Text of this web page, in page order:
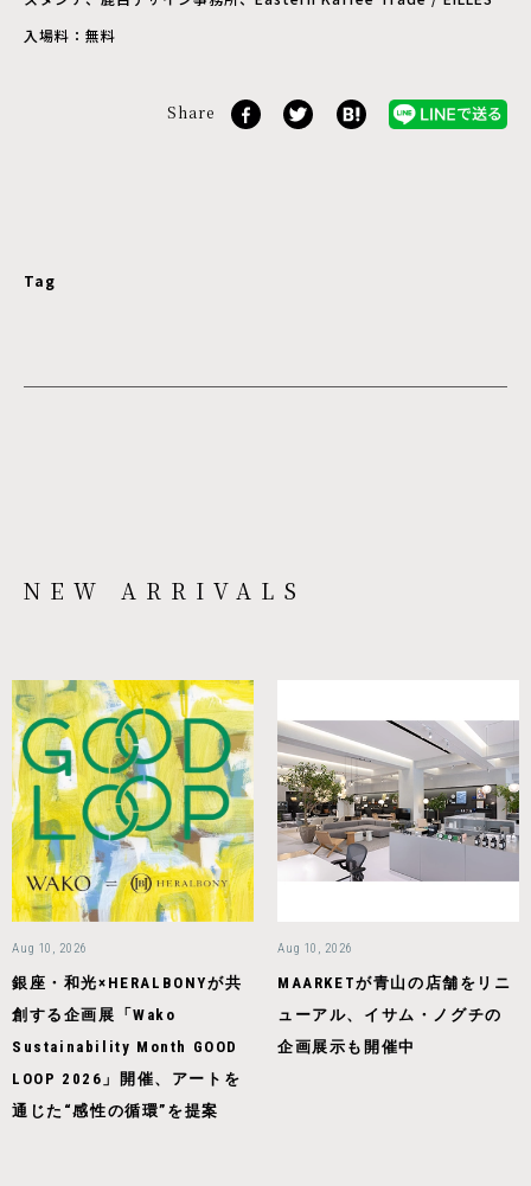
入場料：無料
Share
Tag
NEW ARRIVALS
Aug 10, 2026
銀座・和光×HERALBONYが共
創する企画展「Wako
Sustainability Month GOOD
LOOP 2026」開催、アートを
通じた“感性の循環”を提案
Aug 10, 2026
MAARKETが青山の店舗をリニ
ューアル、イサム・ノグチの
企画展示も開催中